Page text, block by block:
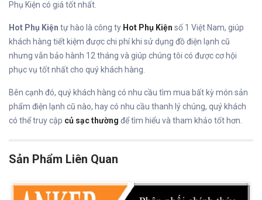
Phụ Kiện có giá tốt nhất.
Hot Phụ Kiện tự hào là công ty Hot Phụ Kiện số 1 Việt Nam, giúp
khách hàng tiết kiệm được chi phí khi sử dụng đồ điện lạnh cũ
nhưng vẫn bảo hành 12 tháng và giúp chúng tôi có được cơ hội
phục vụ tốt nhất cho quý khách hàng.
Bên cạnh đó, quý khách hàng có nhu cầu tìm mua bất kỳ món sản
phẩm điện lạnh cũ nào, hay có nhu cầu thanh lý chúng, quý khách
có thể truy cập củ sạc thường để tìm hiểu và tham khảo tốt hơn.
Sản Phẩm Liên Quan